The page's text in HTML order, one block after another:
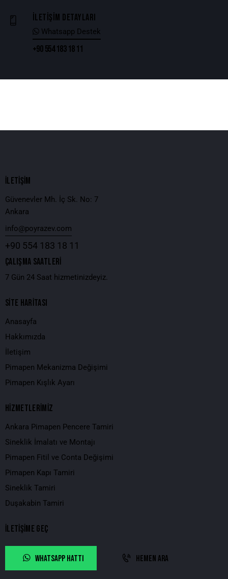
iletişim detayları
Whatsapp Destek
+90 554 183 18 11
İLETİŞİM
Güvenevler Mh. İç Sk. No: 7
Ankara
info@poyrazev.com
+90 554 183 18 11
ÇALIŞMA SAATLERI
7 Gün 24 Saat hizmetinizdeyiz.
SİTE HARİTASI
Anasayfa
Hakkımızda
İletişim
Pimapen Mekanizma Değişimi
Pimapen Kışlık Ayarı
HİZMETLERİMİZ
Ankara Pimapen Pencere Tamiri
Sineklik İmalatı ve Montajı
Pimapen Fitil ve Conta Değişimi
Pimapen Kapı Tamiri
Sineklik Tamiri
Duşakabin Tamiri
İLETİŞİME GEÇ
WHATSAPP HATTI HEMEN ARA